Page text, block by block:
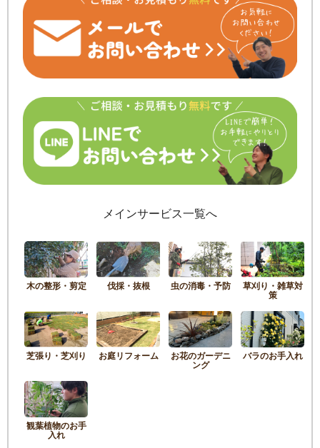
メインサービス一覧へ
木の整形・剪定 伐採・抜根 虫の消毒・予防 草刈り・雑草対
策
芝張り・芝刈り お庭リフォーム お花のガーデニ
ング
バラのお手入れ
観葉植物のお手
入れ